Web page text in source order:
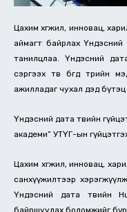
Цахим хөгжил, инновац,
аймагт байрлах Үндэсний
танилцлаа. Үндэсний дата
сэргээх төв бөгөөд төрийн
ажилладаг чухал дэд
Үндэсний дата төвийн
академи” УТҮГ-ын
Цахим хөгжил, инновац,
санхүүжилтээр
Үндэсний дата төвийн
байршуулах боломжийг